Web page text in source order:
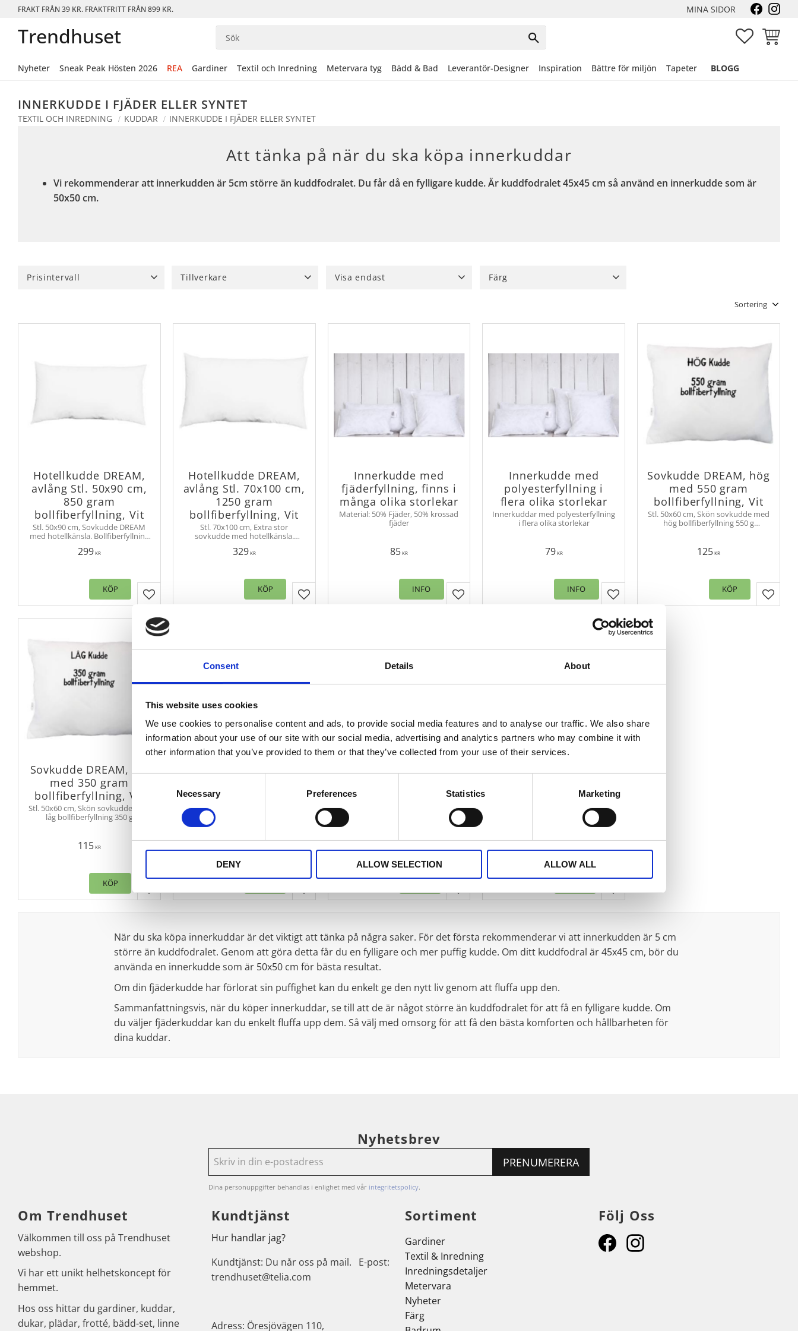
Consent Details About
This website uses cookies
We use cookies to personalise content and ads, to provide social media features and to analyse our traffic. We also share
information about your use of our site with our social media, advertising and analytics partners who may combine it with
other information that you’ve provided to them or that they’ve collected from your use of their services.
Selection
Necessary Preferences Statistics Marketing
DENY ALLOW SELECTION ALLOW ALL
FRAKT FRÅN 39 KR. FRAKTFRITT FRÅN 899 KR. MINA SIDOR
Trendhuset FAVORITER
Nyheter Sneak Peak Hösten 2026 REA Gardiner Textil och Inredning Metervara tyg Bädd & Bad Leverantör-Designer Inspiration Bättre för miljön Tapeter BLOGG
INNERKUDDE I FJÄDER ELLER SYNTET
TEXTIL OCH INREDNING KUDDAR INNERKUDDE I FJÄDER ELLER SYNTET
Att tänka på när du ska köpa innerkuddar
Vi rekommenderar att innerkudden är 5cm större än kuddfodralet. Du får då en fylligare kudde.Är kuddfodralet 45x45 cm så använd en innerkudde som är
50x50 cm.
Prisintervall Tillverkare Visa endast Färg
Hotellkudde DREAM,
avlång Stl. 50x90 cm,
850 gram
bollfiberfyllning, Vit
Stl. 50x90 cm, Sovkudde DREAM
med hotellkänsla. Bollfiberfyllning
tex. Rullpackad.
299KR
Lägg till i favoriter
KÖP
Hotellkudde DREAM,
avlång Stl. 70x100 cm,
1250 gram
bollfiberfyllning, Vit
Stl. 70x100 cm, Extra stor
sovkudde med hotellkänsla.
polyester. Oeko-tex. Rullpackad.
desto bättre.
329KR
Lägg till i favoriter
KÖP
Innerkudde med
fjäderfyllning, finns i
många olika storlekar
Material: 50% Fjäder, 50% krossad
fjäder
85KR
Lägg till i favoriter
INFO
Innerkudde med
polyesterfyllning i
flera olika storlekar
Innerkuddar med polyesterfyllning
i flera olika storlekar
79KR
Lägg till i favoriter
INFO
Sovkudde DREAM, hög
med 550 gram
bollfiberfyllning, Vit
Stl. 50x60 cm, Skön sovkudde med
hög bollfiberfyllning 550 g
Rullpackad.
125KR
Lägg
KÖP
Sovkudde DREAM, låg
med 350 gram
bollfiberfyllning, Vit
Stl. 50x60 cm, Skön sovkudde med
låg bollfiberfyllning 350 g
Rullpackad.
115KR
Lägg till i favoriter
KÖP
Sovkudde DREAM,
gram bollfiberfyllning,
Stl. 50x60 cm, Skön sovkudde med
medium bollfiberfyllning 450 g
återvunnen polyester. Yttertyg av
100% polyester. Oeko-tex.
119
Lägg till i favoriter
Sovkudde ELEGANCE,
Stl. 50x60 cm. Sovkudde
sin karaktär även efter många
249
Lägg till i favoriter
Sovkudde PREMIUM,
dunkänsla, 550 grams
fyllning, Vit
Stl. 50x60 cm, Lyxig sovkudde med
dunkänsla, grå/vit randig piping.
Yttertyg: 100% bomull. Fyllning:
550 gram polyesterfiber.
299
Lägg till i favoriter
När du ska köpa innerkuddar är det viktigt att tänka på några saker. För det första rekommenderar vi att innerkudden är 5 cm
större än kuddfodralet. Genom att göra detta får du en fylligare och mer puffig kudde. Om ditt kuddfodral är 45x45 cm, bör du
använda en innerkudde som är 50x50 cm för bästa resultat.
Om din fjäderkudde har förlorat sin puffighet kan du enkelt ge den nytt liv genom att fluffa upp den.
Sammanfattningsvis, när du köper innerkuddar, se till att de är något större än kuddfodralet för att få en fylligare kudde. Om
du väljer fjäderkuddar kan du enkelt fluffa upp dem. Så välj med omsorg för att få den bästa komforten och hållbarheten för
dina kuddar.
Nyhetsbrev
PRENUMERERA
Dina personuppgifter behandlas i enlighet med vår integritetspolicy.
Om Trendhuset
Välkommen till oss på Trendhuset
webshop.
Vi har ett unikt helhetskoncept för
hemmet.
Hos oss hittar du gardiner, kuddar,
dukar, plädar, frotté, bädd-set, linne
Kundtjänst
Hur handlar jag?
Kundtjänst: Du når oss på mail. E-post:
trendhuset@telia.com
Adress: Öresjövägen 110,
Sortiment
Gardiner
Textil & Inredning
Inredningsdetaljer
Metervara
Nyheter
Färg
Följ Oss